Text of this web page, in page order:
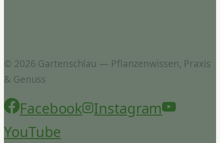
© 2026 Gartenschlau — Pflanzenwissen, Praxis
& Genuss
Facebook
Instagram
YouTube